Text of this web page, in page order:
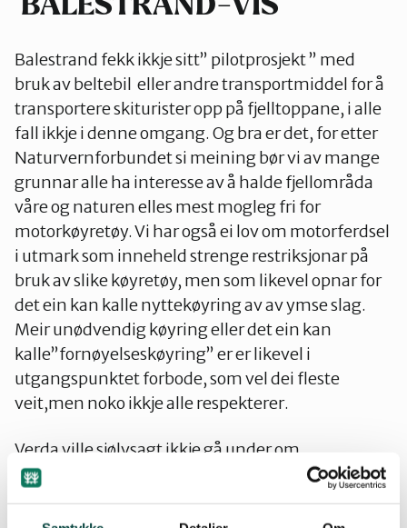
Balestrand fekk ikkje sitt” pilotprosjekt ” med
bruk av beltebil eller andre transportmiddel for å
transportere skiturister opp på fjelltoppane, i alle
fall ikkje i denne omgang. Og bra er det, for etter
Naturvernforbundet si meining bør vi av mange
grunnar alle ha interesse av å halde fjellområda
våre og naturen elles mest mogleg fri for
motorkøyretøy. Vi har også ei lov om motorferdsel
i utmark som inneheld strenge restriksjonar på
bruk av slike køyretøy, men som likevel opnar for
det ein kan kalle nyttekøyring av av ymse slag.
Meir unødvendig køyring eller det ein kan
kalle”fornøyelseskøyring” er er likevel i
utgangspunktet forbode, som vel dei fleste
veit,men noko ikkje alle respekterer.
Verda ville sjølvsagt ikkje gå under om
balestrendingane fekk høve til å sette i gang
dette prøveprosjektet sitt. Problemet er likevel
først og fremst at dersom dette ”pilotprosjektet”